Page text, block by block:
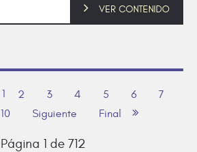
VER CONTENIDO
1 2 3 4 5 6
7
10 Siguiente Final
Página 1 de 712